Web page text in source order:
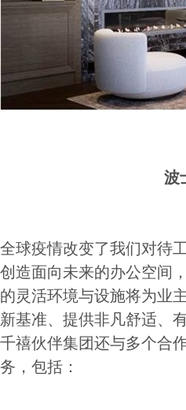
波
全球疫情改变了我们对待
创造面向未来的办公空间
的灵活环境与设施将为业
新基准、提供非凡舒适、
千禧伙伴集团还与多个合
务，包括：